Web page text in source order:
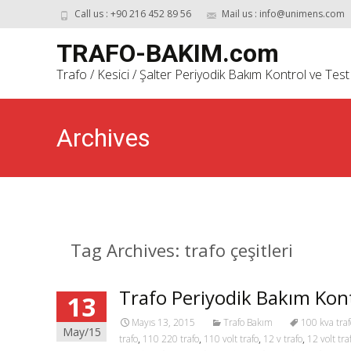
Call us : +90 216 452 89 56 Mail us : info@unimens.com
TRAFO-BAKIM.com
Trafo / Kesici / Şalter Periyodik Bakım Kontrol ve
Archives
Tag Archives: trafo çeşitleri
13
May/15
Trafo Periyodik Bakım
Mayıs 13, 2015 Trafo Bakım 100 kva
trafo, 110 220 trafo, 110 volt trafo, 12 v trafo, 12 volt